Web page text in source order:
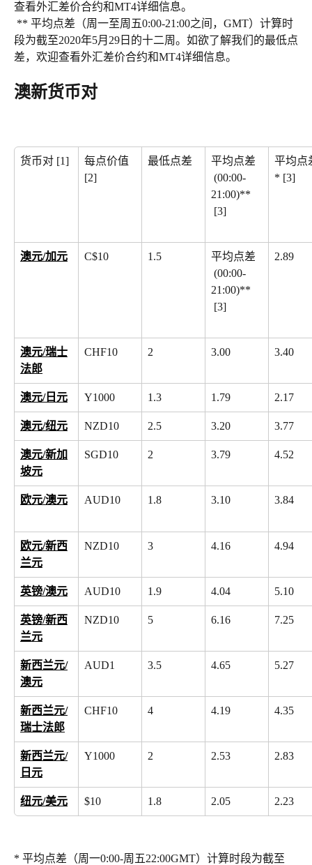
查看外汇差价合约和MT4详细信息。
段为截至2020年5月29日的十二周。如欲了解我们的最低点
差，欢迎查看外汇差价合约和MT4详细信息。
澳新货币对
货币对 [1]
每点价值
[2]
最低点差
平均点差
21:00)**
[3]
平均点
* [3]
澳元/加元 C$10 1.5
平均点差
21:00)**
[3]
2.89
澳元/瑞士
法郎
CHF10 2 3.00 3.40
澳元/日元 Y1000 1.3 1.79 2.17
澳元/纽元 NZD10 2.5 3.20 3.77
澳元/新加
坡元
SGD10 2 3.79 4.52
欧元/澳元 AUD10 1.8 3.10 3.84
欧元/新西
兰元
NZD10 3 4.16 4.94
英镑/澳元 AUD10 1.9 4.04 5.10
英镑/新西
兰元
NZD10 5 6.16 7.25
新西兰元/
澳元
AUD1 3.5 4.65 5.27
新西兰元/
瑞士法郎
CHF10 4 4.19 4.35
新西兰元/
日元
Y1000 2 2.53 2.83
纽元/美元 $10 1.8 2.05 2.23
* 平均点差（周一0:00-周五22:00GMT）计算时段为截至